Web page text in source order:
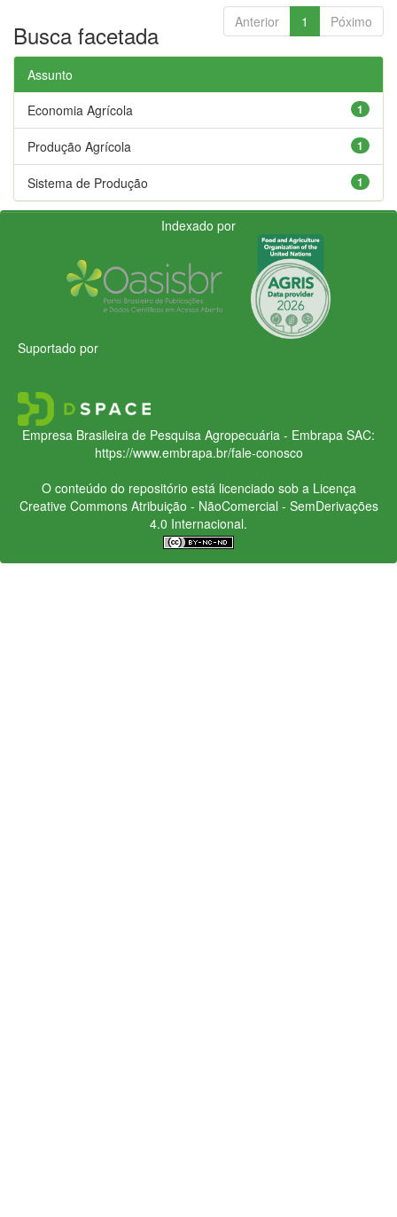
Anterior 1 Póximo
Busca facetada
Assunto
1
Economia Agrícola
1
Produção Agrícola
1
Sistema de Produção
Indexado por
Suportado por
Empresa Brasileira de Pesquisa Agropecuária - Embrapa SAC:
https://www.embrapa.br/fale-conosco
O conteúdo do repositório está licenciado sob a Licença
Creative CommonsAtribuição - NãoComercial - SemDerivações
4.0 Internacional.